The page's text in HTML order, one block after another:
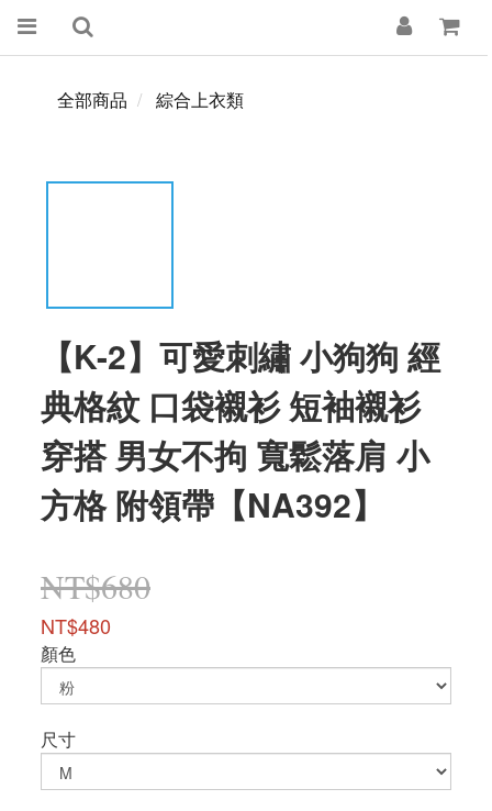
全部商品 綜合上衣類
【K-2】可愛刺繡 小狗狗 經
典格紋 口袋襯衫 短袖襯衫
穿搭 男女不拘 寬鬆落肩 小
方格 附領帶【NA392】
NT$680
NT$480
顏色
尺寸